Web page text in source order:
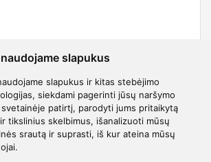
slapukus
slapukus ir kitas stebėjimo
siekdami pagerinti jūsų naršymo
svetainėje patirtį, parodyti jums pritaikytą
tikslinius skelbimus, išanalizuoti mūsų
srautą ir suprasti, iš kur ateina mūsų